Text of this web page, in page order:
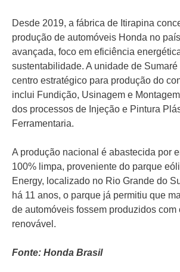
Desde 2019, a fábrica de Itirapina
produção de automóveis Honda no
avançada, foco em eficiência
sustentabilidade. A unidade de
centro estratégico para produção do
inclui Fundição, Usinagem e
dos processos de Injeção e Pintura
Ferramentaria.
A produção nacional é abastecida por
100% limpa, proveniente do parque
Energy, localizado no Rio Grande do
há 11 anos, o parque já permitiu que
de automóveis fossem produzidos com
renovável.
Fonte: Honda Brasil